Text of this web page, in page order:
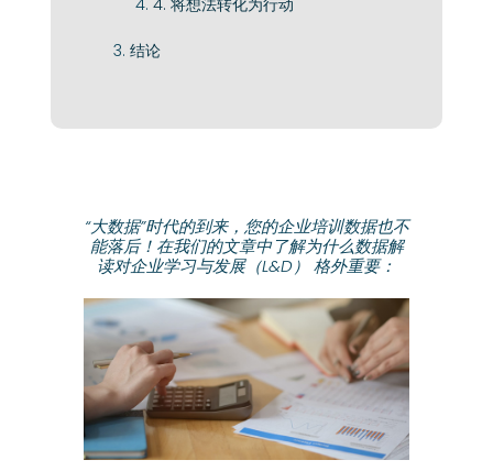
4. 将想法转化为行动
结论
“大数据”时代的到来， 您的企业培训数据也不
能落后！在我们的文章中了解为什么数据解
读对企业学习与发展（L&D） 格外重要：